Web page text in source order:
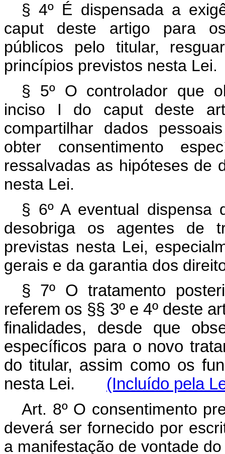
§ 4º É dispensada a
caput deste artigo para
públicos pelo titular,
princípios previstos nesta Lei.
§ 5º O controlador que
inciso I do caput deste
compartilhar dados
obter consentimento
ressalvadas as hipóteses de
nesta Lei.
§ 6º A eventual dispensa
desobriga os agentes de
previstas nesta Lei,
gerais e da garantia dos
§ 7º O tratamento
referem os §§ 3º e 4º deste
finalidades, desde que
específicos para o novo
do titular, assim como os
nesta Lei. (Incluído pela
Art. 8º O consentimento
deverá ser fornecido por
a manifestação de vontade